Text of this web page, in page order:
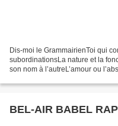
Dis-moi le GrammairienToi qui
subordinationsLa nature et la
son nom à l’autreL’amour ou
BEL-AIR BABEL